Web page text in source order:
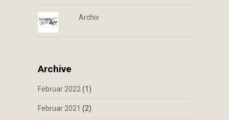
Archiv
Archive
Februar 2022(1)
Februar 2021 (2)